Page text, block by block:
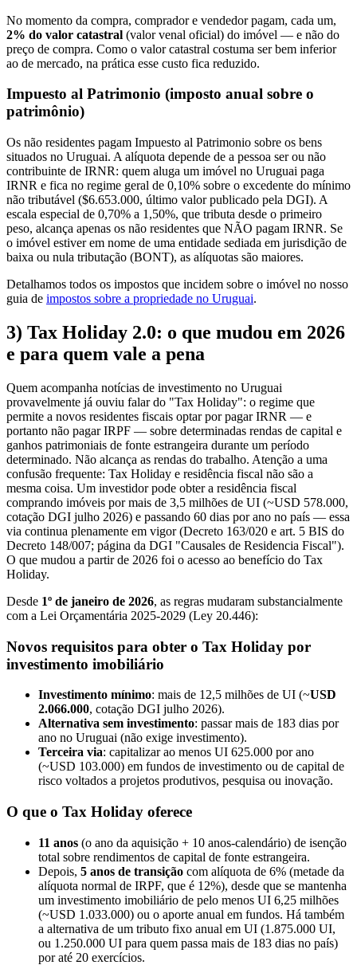
No momento da compra, comprador e vendedor pagam, cada um,
2% do valor catastral (valor venal oficial) do imóvel — e não do
preço de compra. Como o valor catastral costuma ser bem inferior
ao de mercado, na prática esse custo fica reduzido.
Impuesto al Patrimonio (imposto anual sobre o
patrimônio)
Os não residentes pagam Impuesto al Patrimonio sobre os bens
situados no Uruguai. A alíquota depende de a pessoa ser ou não
contribuinte de IRNR: quem aluga um imóvel no Uruguai paga
IRNR e fica no regime geral de 0,10% sobre o excedente do mínimo
não tributável ($6.653.000, último valor publicado pela DGI). A
escala especial de 0,70% a 1,50%, que tributa desde o primeiro
peso, alcança apenas os não residentes que NÃO pagam IRNR. Se
o imóvel estiver em nome de uma entidade sediada em jurisdição de
baixa ou nula tributação (BONT), as alíquotas são maiores.
Detalhamos todos os impostos que incidem sobre o imóvel no nosso
guia de impostos sobre a propriedade no Uruguai.
3) Tax Holiday 2.0: o que mudou em 2026
e para quem vale a pena
Quem acompanha notícias de investimento no Uruguai
provavelmente já ouviu falar do "Tax Holiday": o regime que
permite a novos residentes fiscais optar por pagar IRNR — e
portanto não pagar IRPF — sobre determinadas rendas de capital e
ganhos patrimoniais de fonte estrangeira durante um período
determinado. Não alcança as rendas do trabalho. Atenção a uma
confusão frequente: Tax Holiday e residência fiscal não são a
mesma coisa. Um investidor pode obter a residência fiscal
comprando imóveis por mais de 3,5 milhões de UI (~USD 578.000,
cotação DGI julho 2026) e passando 60 dias por ano no país — essa
via continua plenamente em vigor (Decreto 163/020 e art. 5 BIS do
Decreto 148/007; página da DGI "Causales de Residencia Fiscal").
O que mudou a partir de 2026 foi o acesso ao benefício do Tax
Holiday.
Desde 1º de janeiro de 2026, as regras mudaram substancialmente
com a Lei Orçamentária 2025-2029 (Ley 20.446):
Novos requisitos para obter o Tax Holiday por
investimento imobiliário
Investimento mínimo: mais de 12,5 milhões de UI (~USD
2.066.000, cotação DGI julho 2026).
Alternativa sem investimento: passar mais de 183 dias por
ano no Uruguai (não exige investimento).
Terceira via: capitalizar ao menos UI 625.000 por ano
(~USD 103.000) em fundos de investimento ou de capital de
risco voltados a projetos produtivos, pesquisa ou inovação.
O que o Tax Holiday oferece
11 anos (o ano da aquisição + 10 anos-calendário) de isenção
total sobre rendimentos de capital de fonte estrangeira.
Depois, 5 anos de transição com alíquota de 6% (metade da
alíquota normal de IRPF, que é 12%), desde que se mantenha
um investimento imobiliário de pelo menos UI 6,25 milhões
(~USD 1.033.000) ou o aporte anual em fundos. Há também
a alternativa de um tributo fixo anual em UI (1.875.000 UI,
ou 1.250.000 UI para quem passa mais de 183 dias no país)
por até 20 exercícios.